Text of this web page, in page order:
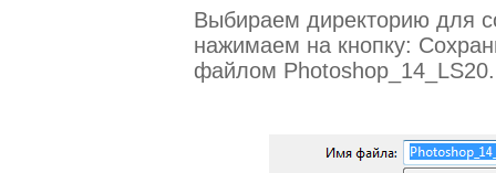
Выбираем директорию для
нажимаем на кнопку:
файлом